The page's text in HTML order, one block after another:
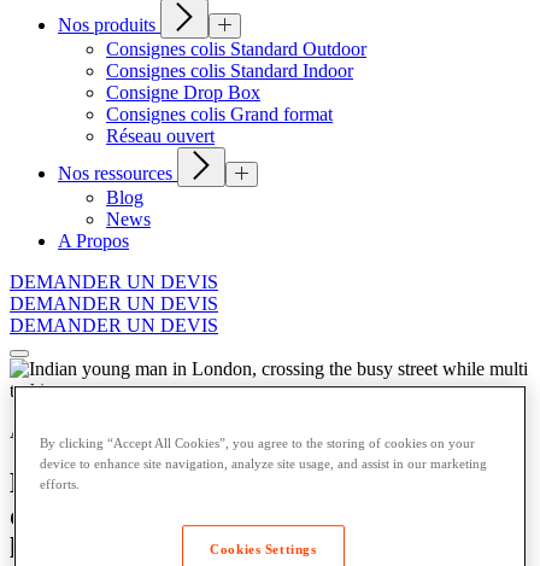
Nos produits
Consignes colis Standard Outdoor
Consignes colis Standard Indoor
Consigne Drop Box
Consignes colis Grand format
Réseau ouvert
Nos ressources
Blog
News
A Propos
DEMANDER UN DEVIS
DEMANDER UN DEVIS
DEMANDER UN DEVIS
Actualités
Des livraisons et des retours de colis plus
durables avec la nouvelle génération de
lockers Parcel Pending by Quadient
By clicking “Accept All Cookies”, you agree to the storing of cookies on your
device to enhance site navigation, analyze site usage, and assist in our marketing
efforts.
Cookies Settings